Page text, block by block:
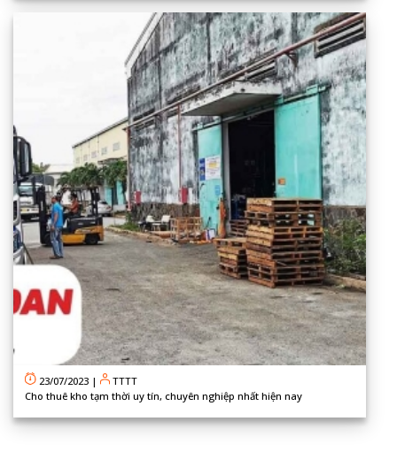
23/07/2023 |
TTTT
Cho thuê kho tạm thời uy tín, chuyên nghiệp nhất hiện nay